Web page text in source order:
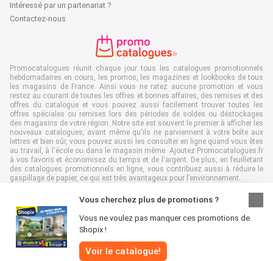
Vous cherchez plus de promotions ?
Vous ne voulez pas manquer ces promotions de
Shopix !
Voir le catalogue!
Intéressé par un partenariat ?
Contactez-nous
Promocatalogues réunit chaque jour tous les catalogues promotionnels
hebdomadaires en cours, les promos, les magazines et lookbooks de tous
les magasins de France. Ainsi vous ne ratez aucune promotion et vous
restez au courant de toutes les offres et bonnes affaires, des remises et des
offres du catalogue et vous pouvez aussi facilement trouver toutes les
offres spéciales ou remises lors des périodes de soldes ou déstockages
des magasins de votre région. Notre site est souvent le premier à afficher les
nouveaux catalogues, avant même qu'ils ne parviennent à votre boîte aux
lettres et bien sûr, vous pouvez aussi les consulter en ligne quand vous êtes
au travail, à l'école ou dans le magasin même. Ajoutez Promocatalogues.fr
à vos favoris et économisez du temps et de l'argent. De plus, en feuilletant
des catalogues promotionnels en ligne, vous contribuez aussi à réduire le
gaspillage de papier, ce qui est très avantageux pour l’environnement.
Tous droits réservés & copie : Promocatalogues.fr 2026 |
responsabilité|Conditions générales|Politique de confidentialité